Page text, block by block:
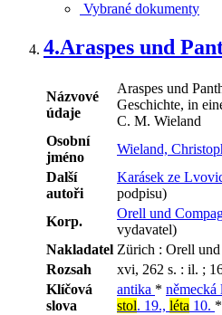
Vybrané dokumenty
4.Araspes und
Názvové
údaje
Araspes und
Geschichte, in
C. M. Wieland
Osobní
jméno
Wieland,
Další
autoři
Karásek ze
podpisu)
Korp.
Orell und
vydavatel)
Nakladatel Zürich : Orell
Rozsah
xvi, 262 s. : il. ;
Klíčová
slova
antika * německá
stol. 19., léta 10. *